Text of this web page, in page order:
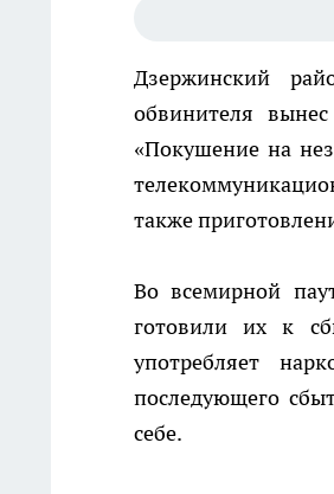
Дзержинский
обвинителя
«Покушение на
также
Во всемирной
готовили их к
употребляет
последующего
себе.